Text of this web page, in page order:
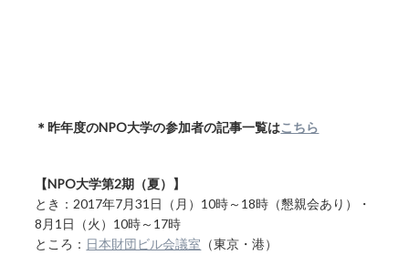
＊昨年度のNPO大学の参加者の記事一覧はこちら
【NPO大学第2期（夏）】
とき：2017年7月31日（月）10時～18時（懇親会あり）・
8月1日（火）10時～17時
ところ： 日本財団ビル会議室 （東京・港）